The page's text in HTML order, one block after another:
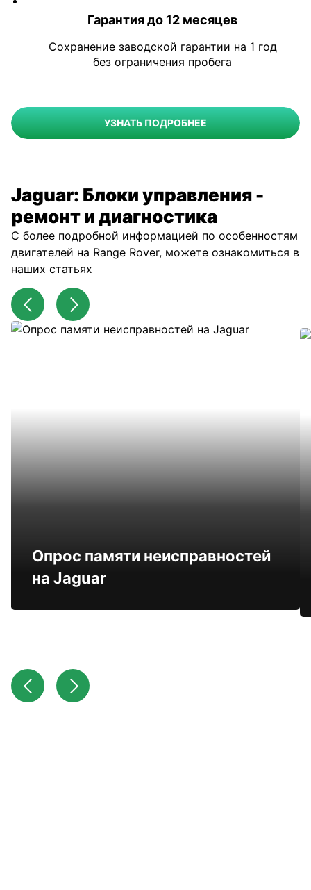
Гарантия до 12 месяцев
Сохранение заводской гарантии на 1 год
без ограничения пробега
УЗНАТЬ ПОДРОБНЕЕ
Jaguar: Блоки управления -
ремонт и диагностика
С более подробной информацией по особенностям
двигателей на Range Rover, можете ознакомиться в
наших статьях
Опрос памяти неисправностей
на Jaguar